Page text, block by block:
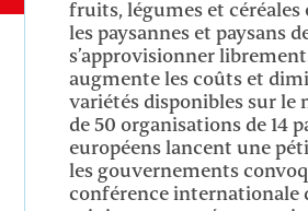
fruits, légumes et céréales
les paysannes et paysans
s’approvisionner
augmente les coûts et
variétés disponibles sur le
de 50 organisations de 14
européens lancent une
les gouvernements
conférence internationale